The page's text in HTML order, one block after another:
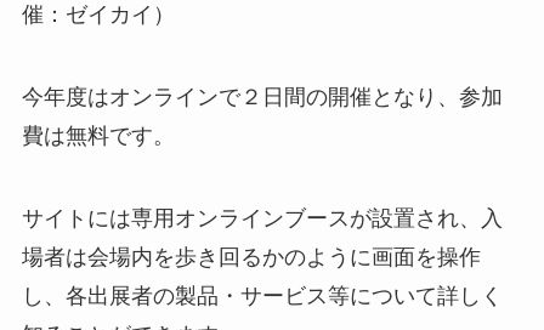
催：ゼイカイ）
今年度はオンラインで２日間の開催となり、参加
費は無料です。
サイトには専用オンラインブースが設置され、入
場者は会場内を歩き回るかのように画面を操作
し、各出展者の製品・サービス等について詳しく